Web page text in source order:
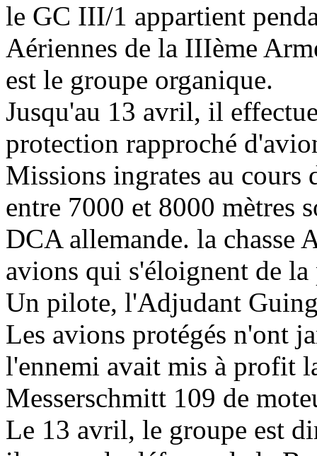
le GC III/1 appartient
Aériennes de la IIIème
est le groupe organique.
Jusqu'au 13 avril, il
protection rapproché
Missions ingrates au cours
entre 7000 et 8000 mètres
DCA allemande. la chasse
avions qui s'éloignent de
Un pilote, l'Adjudant
Les avions protégés n'ont
l'ennemi avait mis à profit
Messerschmitt 109 de
Le 13 avril, le groupe est